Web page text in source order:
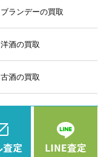
ブランデーの買取
洋酒の買取
古酒の買取